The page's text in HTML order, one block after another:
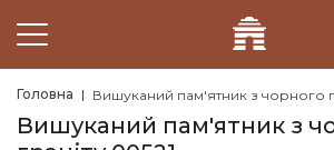
Головна Вишуканий пам'ятник з чорного
Вишуканий пам'ятник з